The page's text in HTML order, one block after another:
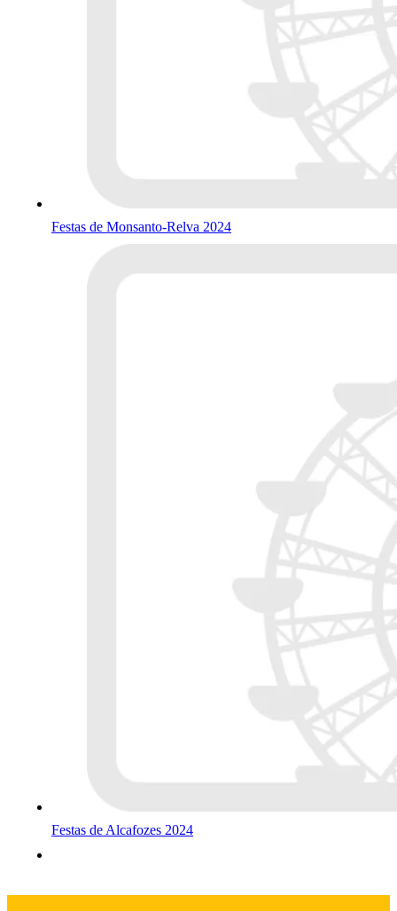
Festas de Monsanto-Relva 2024
Festas de Alcafozes 2024